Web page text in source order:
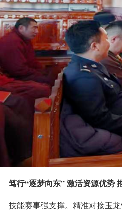
行“逐梦向东” 激活资源优势
能赛事强支撑。精准对接玉龙